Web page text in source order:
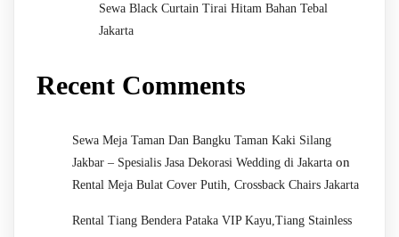
Sewa Black Curtain Tirai Hitam Bahan Tebal
Jakarta
Recent Comments
Sewa Meja Taman Dan Bangku Taman Kaki Silang
Jakbar – Spesialis Jasa Dekorasi Wedding di Jakarta on
Rental Meja Bulat Cover Putih, Crossback Chairs Jakarta
Rental Tiang Bendera Pataka VIP Kayu,Tiang Stainless